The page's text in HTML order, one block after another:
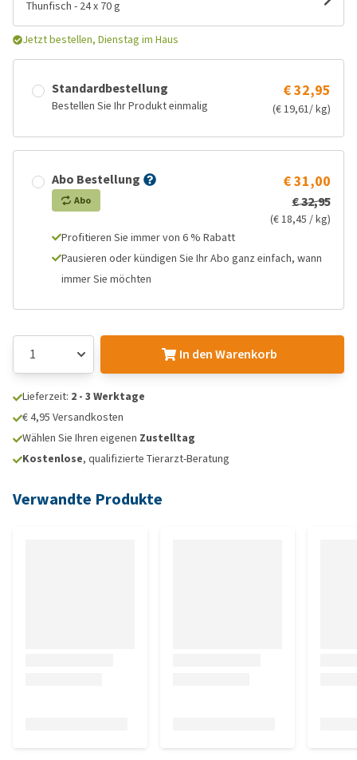
Thunfisch - 24 x 70 g
Jetzt bestellen, Dienstag im Haus
Standardbestellung
Bestellen Sie Ihr Produkt einmalig
€ 32,95
(€ 19,61/ kg)
Abo Bestellung
Abo
€ 31,00
€ 32,95
(€ 18,45 / kg)
Profitieren Sie immer von 6 % Rabatt
Pausieren oder kündigen Sie Ihr Abo ganz einfach, wann
immer Sie möchten
In den Warenkorb
Lieferzeit: 2 - 3 Werktage
€ 4,95 Versandkosten
Wählen Sie Ihren eigenen Zustelltag
Kostenlose, qualifizierte Tierarzt-Beratung
Verwandte Produkte